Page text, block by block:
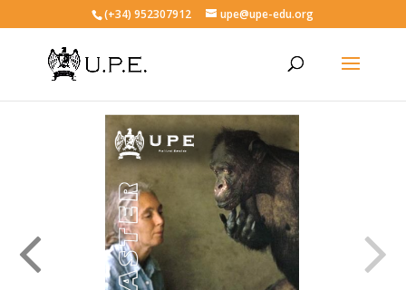
(+34) 952307912 upe@upe-edu.org